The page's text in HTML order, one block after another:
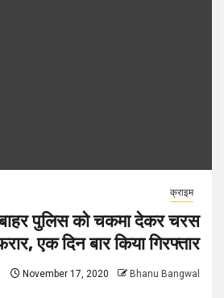
क्राइम
पुलिस को चकमा देकर चरस
एक दिन बार किया गिरफ्तार
November 17, 2020 Bhanu Bangwal